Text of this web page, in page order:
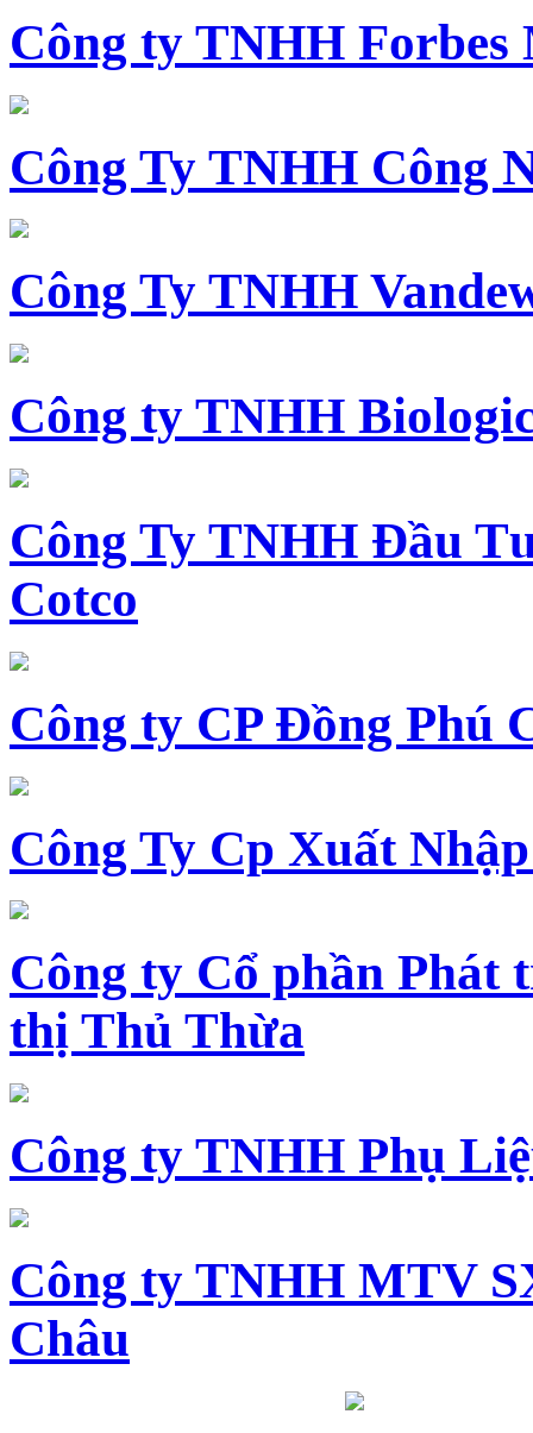
Công ty TNHH
Công Ty TNHH Công
Công Ty TNHH
Công ty TNHH
Công Ty TNHH Đầu
Cotco
Công ty CP Đồng Phú
Công Ty Cp Xuất
Công ty Cổ phần Phát
thị Thủ Thừa
Công ty TNHH Phụ
Công ty TNHH MTV
Châu